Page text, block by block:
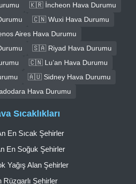
🇰🇷 İncheon Hava Durumu
🇨🇳 Wuxi Hava Durumu
Aires Hava Durumu
🇸🇦 Riyad Hava Durumu
🇨🇳 Lu’an Hava Durumu
🇦🇺 Sidney Hava Durumu
Hava Durumu
Sıcaklıkları
En Sıcak Şehirler
En Soğuk Şehirler
Yağış Alan Şehirler
Rüzgarlı Şehirler